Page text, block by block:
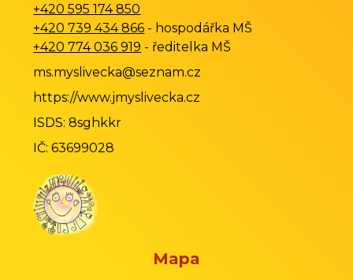
+420 595 174 850
+420 739 434 866 - hospodářka MŠ
+420 774 036 919 - ředitelka MŠ
ms.myslivecka@seznam.cz
https://www.jmyslivecka.cz
ISDS: 8sghkkr
IČ: 63699028
Mapa